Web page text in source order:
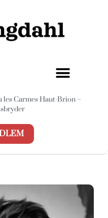
les Carmes Haut-Brion –